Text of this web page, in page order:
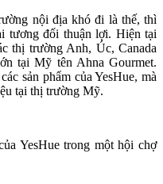
nội địa khó đi là thế, thì
tương đối thuận lợi. Hiện tại
thị trường Anh, Úc, Canada
tại Mỹ tên Ahna Gourmet.
sản phẩm của YesHue, mà
tại thị trường Mỹ.
YesHue trong một hội chợ